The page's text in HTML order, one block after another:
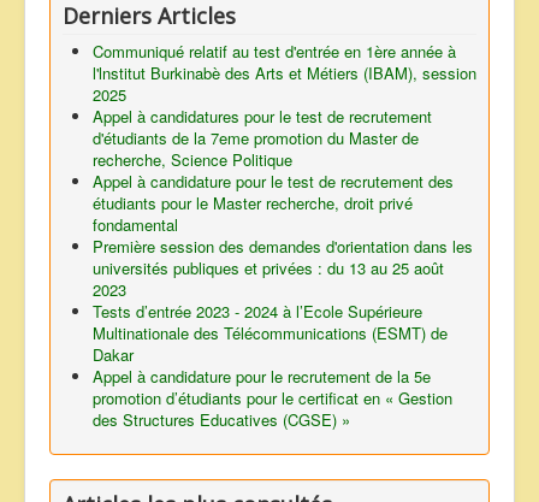
Derniers Articles
Communiqué relatif au test d'entrée en 1ère année à
l'lnstitut Burkinabè des Arts et Métiers (IBAM), session
2025
Appel à candidatures pour le test de recrutement
d'étudiants de la 7eme promotion du Master de
recherche, Science Politique
Appel à candidature pour le test de recrutement des
étudiants pour le Master recherche, droit privé
fondamental
Première session des demandes d'orientation dans les
universités publiques et privées : du 13 au 25 août
2023
Tests d’entrée 2023 - 2024 à l’Ecole Supérieure
Multinationale des Télécommunications (ESMT) de
Dakar
Appel à candidature pour le recrutement de la 5e
promotion d’étudiants pour le certificat en « Gestion
des Structures Educatives (CGSE) »